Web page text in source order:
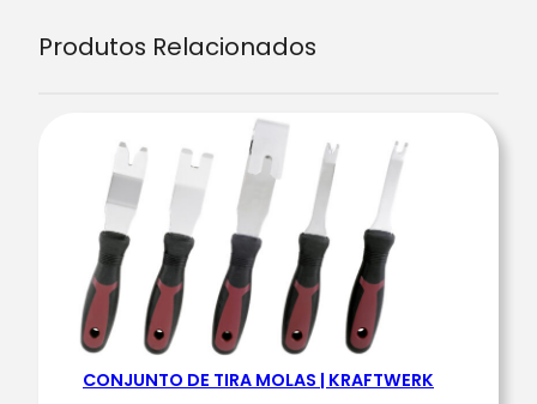
iProdutos Relacionados
CONJUNTO DE TIRA MOLAS | KRAFTWERK